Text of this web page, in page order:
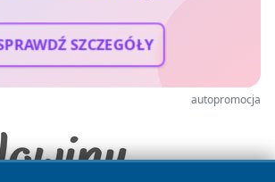
SZCZEGÓŁY
autopromocja